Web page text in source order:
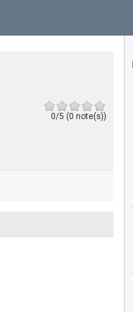
0/5 (0 note(s))